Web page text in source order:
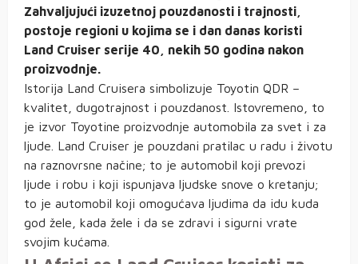
Zahvaljujući izuzetnoj pouzdanosti i trajnosti,
postoje regioni u kojima se i dan danas koristi
Land Cruiser serije 40, nekih 50 godina nakon
proizvodnje.
Istorija Land Cruisera simbolizuje Toyotin QDR –
kvalitet, dugotrajnost i pouzdanost. Istovremeno, to
je izvor Toyotine proizvodnje automobila za svet i za
ljude. Land Cruiser je pouzdani pratilac u radu i životu
na raznovrsne načine; to je automobil koji prevozi
ljude i robu i koji ispunjava ljudske snove o kretanju;
to je automobil koji omogućava ljudima da idu kuda
god žele, kada žele i da se zdravi i sigurni vrate
svojim kućama.